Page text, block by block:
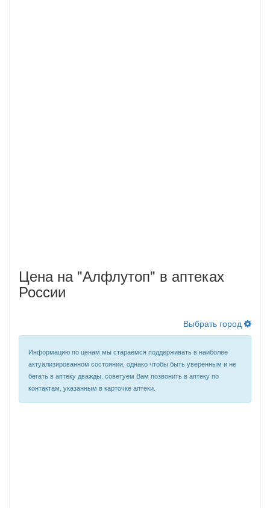
Цена на "Алфлутоп" в аптеках
России
Выбрать город
Информацию по ценам мы стараемся поддерживать в наиболее
актуализированном состоянии, однако чтобы быть уверенным и не
бегать в аптеку дважды, советуем Вам позвонить в аптеку по
контактам, указанным в карточке аптеки.